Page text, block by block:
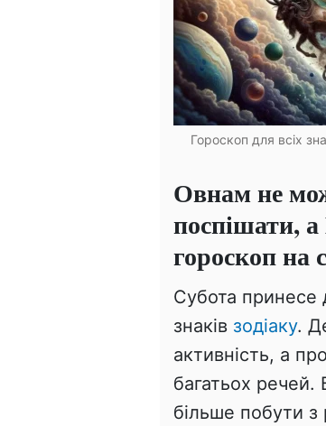
Гороскоп для всіх
Овнам не
поспішати,
гороскоп на
Субота принесе
знаків зодіаку.
активність, а
багатьох речей.
більше побути з